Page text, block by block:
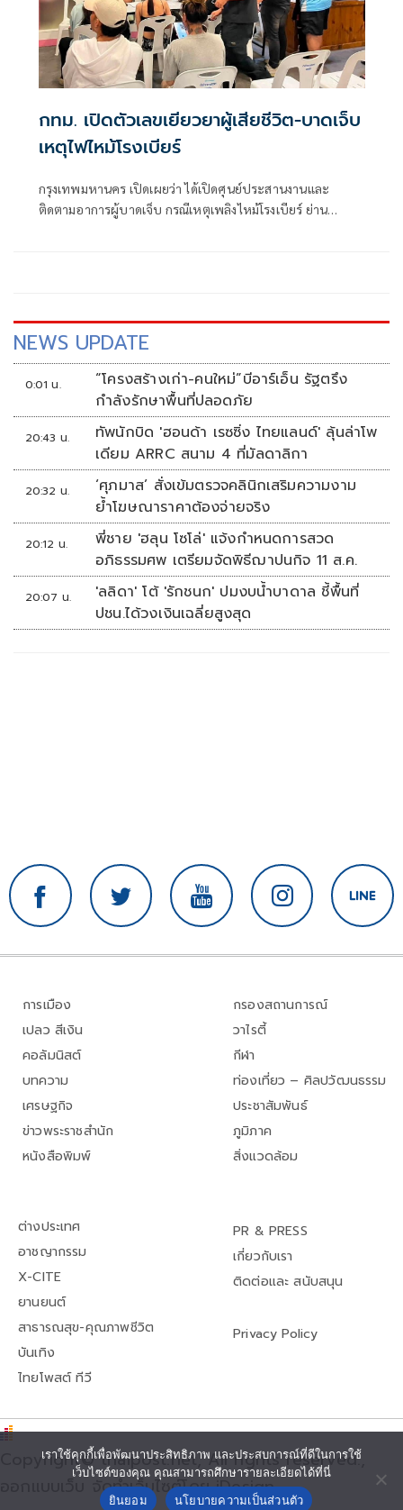
กทม. เปิดตัวเลขเยียวยาผู้เสียชีวิต-บาดเจ็บ
เหตุไฟไหม้โรงเบียร์
กรุงเทพมหานคร เปิดเผยว่า ได้เปิดศุนย์ประสานงานและ
ติดตามอาการผู้บาดเจ็บ กรณีเหตุเพลิงไหม้โรงเบียร์ ย่าน
NEWS UPDATE
0:01 น.
“โครงสร้างเก่า-คนใหม่”บีอาร์เอ็น รัฐตรึง
กำลังรักษาพื้นที่ปลอดภัย
20:43 น.
ทัพนักบิด 'ฮอนด้า เรซซิ่ง ไทยแลนด์' ลุ้นล่าโพ
เดียม ARRC สนาม 4 ที่มัลดาลิกา
20:32 น.
‘ศุภมาส’ สั่งเข้มตรวจคลินิกเสริมความงาม
ย้ำโฆษณาราคาต้องจ่ายจริง
20:12 น.
พี่ชาย 'ฮลุน โซโล่' แจ้งกำหนดการสวด
อภิธรรมศพ เตรียมจัดพิธีฌาปนกิจ 11 ส.ค.
20:07 น.
'ลลิดา' โต้ 'รักชนก' ปมงบน้ำบาดาล ชี้พื้นที่
ปชน.ได้วงเงินเฉลี่ยสูงสุด
การเมือง
เปลว สีเงิน
คอลัมนิสต์
บทความ
เศรษฐกิจ
ข่าวพระราชสำนัก
หนังสือพิมพ์
กรองสถานการณ์
วาไรตี้
กีฬา
ท่องเที่ยว – ศิลปวัฒนธรรม
ประชาสัมพันธ์
ภูมิภาค
สิ่งแวดล้อม
ต่างประเทศ
อาชญากรรม
X-CITE
ยานยนต์
สาธารณสุข-คุณภาพชีวิต
บันเทิง
ไทยโพสต์ ทีวี
PR & PRESS
เกี่ยวกับเรา
ติดต่อและ สนับสนุน
Privacy Policy
Copyright© thaipost.net, All rights reserved.,
ออกแบบเว็บ จัดทำเว็บไซต์โดย iDesign
เราใช้คุกกี้เพื่อพัฒนาประสิทธิภาพ และประสบการณ์ที่ดีในการใช้
เว็บไซต์ของคุณ คุณสามารถศึกษารายละเอียดได้ที่นี่
ยินยอม
นโยบายความเป็นส่วนตัว